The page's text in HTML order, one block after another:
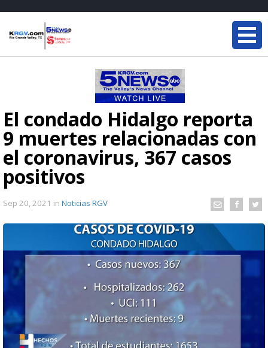
El condado Hidalgo reporta
9 muertes relacionadas con
el coronavirus, 367 casos
positivos
Sep 20, 2021 in Noticias RGV